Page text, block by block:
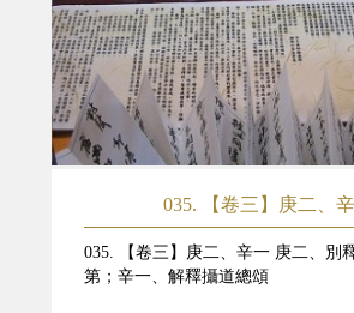
035. 【卷三】庚二、
035. 【卷三】庚二、辛一 庚二、別
第；辛一、解釋攝道總頌